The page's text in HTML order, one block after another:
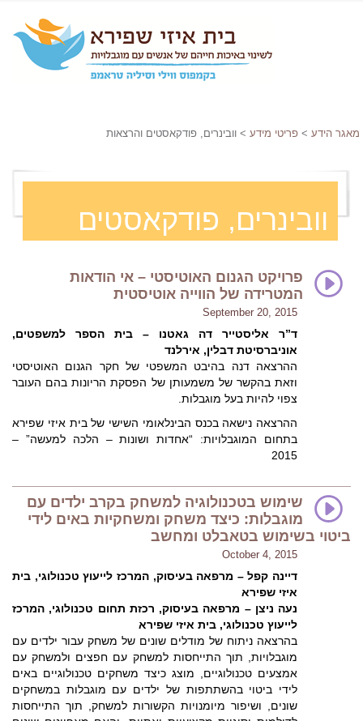
מאגר הידע > פריטי מידע > וובינרים, פודקאסטים והרצאות
וובינרים, פודקאסטים
והרצאות
פרויקט הגנום האוטיסטי – אי הודאות
המטרידה של הווייה אוטיסטית
September 20, 2015
ד”ר אליסטייר דה גאטנו – בית הספר למשפטים,
אוניברסיטת דבלין, אירלנד
ההרצאה דנה בהיבט המשפטי של חקר הגנום האוטיסטי
וזאת בהקשר של משמעותן של הפסקת הריונות בהם העובר
צפוי להיות בעל מוגבלות.
ההרצאה נישאה בכנס הבינלאומי השישי של בית איזי שפירא
בתחום המוגבלויות: “אחדות ושונות – הלכה למעשה” –
2015
שימוש בטכנולוגיה למשחק בקרב ילדים עם
מוגבלות: כיצד משחק ומשחקיות באים לידי
ביטוי בשימוש בטאבלט ומחשב
October 4, 2015
דיינה קפל – מרפאה בעיסוק, המרכז לייעוץ טכנולוגי, בית
איזי שפירא
נעה ניצן – מרפאה בעיסוק, רכזת תחום טכנולוגי, המרכז
לייעוץ טכנולוגי, בית איזי שפירא
בהרצאה ניתוח של מודלים שונים של משחק עבור ילדים עם
מוגבלויות, תוך התייחסות למשחק עם חפצים ולמשחק עם
אמצעים טכנולוגיים, מוצג כיצד משחקים טכנולוגיים באים
לידי ביטוי בהשתתפות של ילדים עם מוגבלות במשחקים
שונים, ושיפור מיומנויות הקשורות למשחק, תוך התייחסות